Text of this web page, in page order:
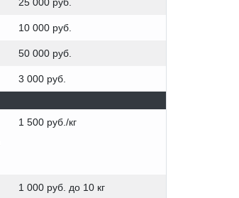
10 000 руб.
50 000 руб.
3 000 руб.
1 500 руб./кг
1 000 руб. до 10 кг